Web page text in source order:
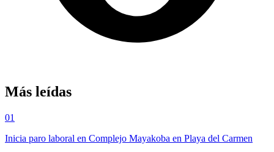
Más leídas
01
Inicia paro laboral en Complejo Mayakoba en Playa del Carmen